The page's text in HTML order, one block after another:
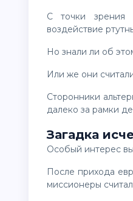
С точки зрения современной науки подобная практика выглядит опасной, ведь длительное
воздействие
Но знали ли об
Или же они
Сторонники альтернативных теорий предполагают, что истинное назначение киновари могло выходить
далеко за рамки
Загадка
Особый интерес
После прихода европейцев огромное количество кодексов и рукописей было уничтожено. Испанские
миссионеры